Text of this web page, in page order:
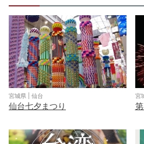
宮城県 仙台
仙台七夕まつり
宮